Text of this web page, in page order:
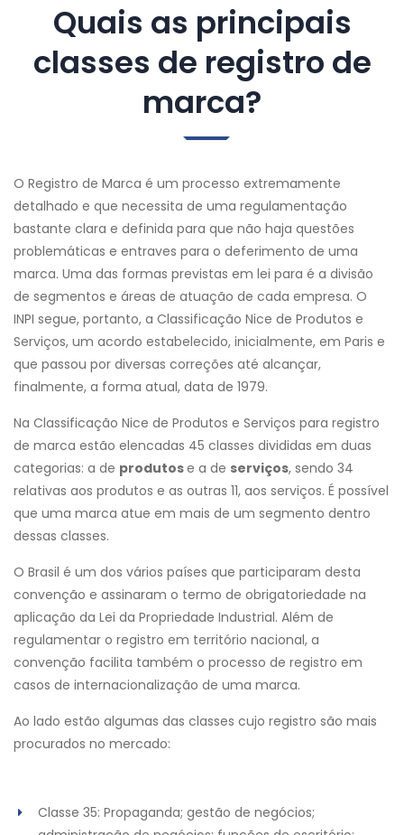
Quais as principais
classes de registro de
marca?
O Registro de Marca é um processo extremamente
detalhado e que necessita de uma regulamentação
bastante clara e definida para que não haja questões
problemáticas e entraves para o deferimento de uma
marca. Uma das formas previstas em lei para é a divisão
de segmentos e áreas de atuação de cada empresa. O
INPI segue, portanto, a Classificação Nice de Produtos e
Serviços, um acordo estabelecido, inicialmente, em Paris e
que passou por diversas correções até alcançar,
finalmente, a forma atual, data de 1979.
Na Classificação Nice de Produtos e Serviços para registro
de marca estão elencadas 45 classes divididas em duas
categorias: a de produtose a de serviços, sendo 34
relativas aos produtos e as outras 11, aos serviços. É possível
que uma marca atue em mais de um segmento dentro
dessas classes.
O Brasil é um dos vários países que participaram desta
convenção e assinaram o termo de obrigatoriedade na
aplicação da Lei da Propriedade Industrial. Além de
regulamentar o registro em território nacional, a
convenção facilita também o processo de registro em
casos de internacionalização de uma marca.
Ao lado estão algumas das classes cujo registro são mais
procurados no mercado:
Classe 35: Propaganda; gestão de negócios;